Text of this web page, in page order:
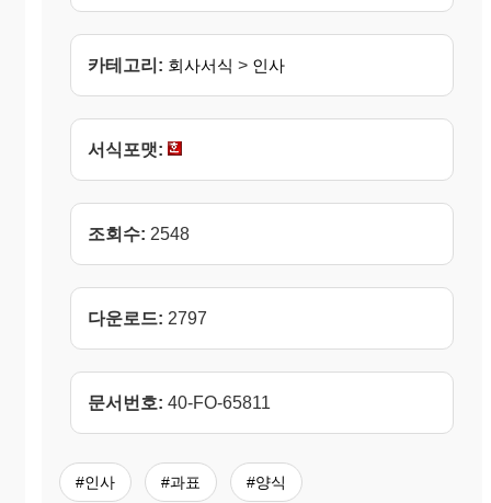
카테고리: 회사서식 > 인사
서식포맷:
조회수: 2548
다운로드: 2797
문서번호: 40-FO-65811
#인사 #과표 #양식